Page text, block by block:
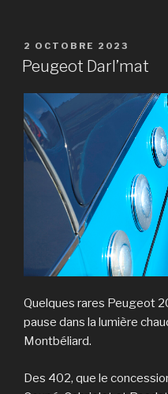
PUBLIÉ
LE
2 OCTOBRE 2023
Peugeot Darl’mat
Quelques rares Peugeot
pause dans la lumière
Montbéliard.
Des 402, que le